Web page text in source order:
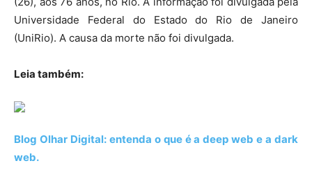
Universidade Federal do Estado do Rio de Janeiro
(UniRio). A causa da morte não foi divulgada.
Leia também:
Blog Olhar Digital: entenda o que é a deep web e a dark
web.